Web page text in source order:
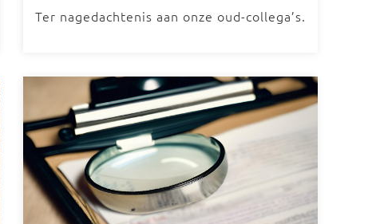
Ter nagedachtenis aan onze oud-collega’s.